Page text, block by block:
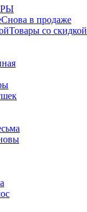
Снова в продаже
Товары со скидкой